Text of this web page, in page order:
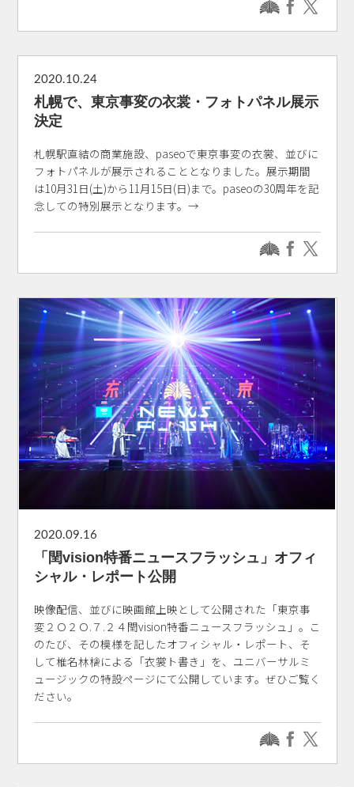
2020.10.24
札幌で、東京事変の衣裳・フォトパネル展示
決定
札幌駅直結の商業施設、paseoで東京事変の衣裳、並びに
フォトパネルが展示されることとなりました。展示期間
は10月31日(土)から11月15日(日)まで。paseoの30周年を記
念しての特別展示となります。→
2020.09.16
「閏vision特番ニュースフラッシュ」オフィ
シャル・レポート公開
映像配信、並びに映画館上映として公開された「東京事
変２Ｏ２Ｏ.７.２４閏vision特番ニュースフラッシュ」。こ
のたび、その模様を記したオフィシャル・レポート、そ
して椎名林檎による「衣裳ト書き」を、ユニバーサルミ
ュージックの特設ページにて公開しています。ぜひご覧く
ださい。